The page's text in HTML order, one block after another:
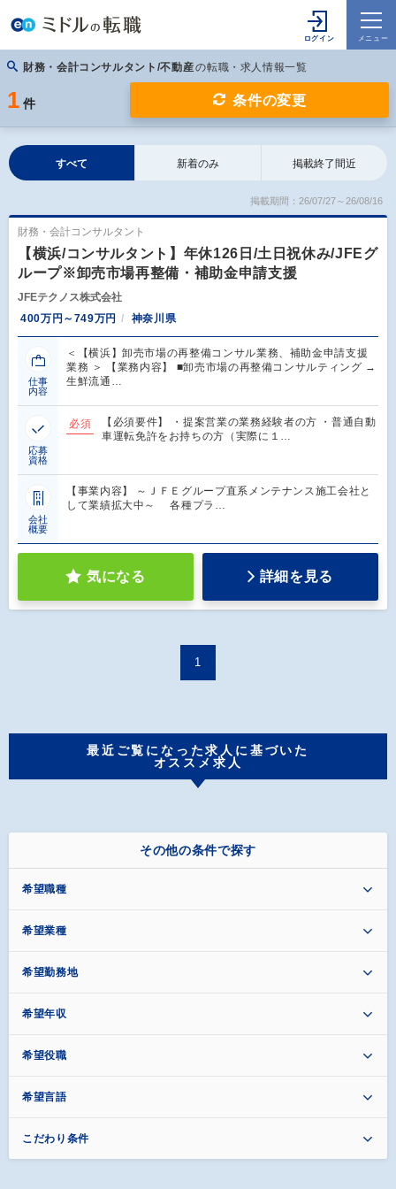
財務・会計コンサルタント/不動産の転職・求人情報一覧
1 件 条件の変更
すべて 新着のみ 掲載終了間近
掲載期間：26/07/27～26/08/16
財務・会計コンサルタント
【横浜/コンサルタント】年休126日/土日祝休み/JFEグ
ループ※卸売市場再整備・補助金申請支援
JFEテクノス株式会社
400万円～749万円
神奈川県
仕事
内容
＜【横浜】卸売市場の再整備コンサル業務、補助金申請支援
業務 ＞ 【業務内容】 ■卸売市場の再整備コンサルティング →
生鮮流通…
応募
資格
必須
【必須要件】 ・提案営業の業務経験者の方 ・普通自動
車運転免許をお持ちの方（実際に１…
会社
概要
【事業内容】 ～ＪＦＥグループ直系メンテナンス施工会社と
して業績拡大中～ 各種プラ…
気になる 詳細を見る
1
最近ご覧になった求人に基づいた
オススメ求人
その他の条件で探す
希望職種
希望業種
希望勤務地
希望年収
希望役職
希望言語
こだわり条件